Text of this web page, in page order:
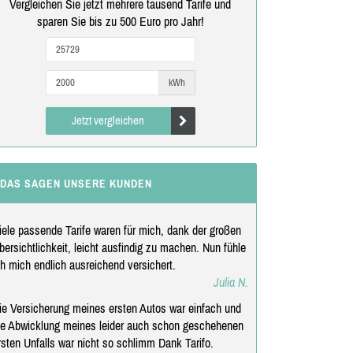
Vergleichen Sie jetzt mehrere tausend Tarife und
sparen Sie bis zu 500 Euro pro Jahr!
kWh
Jetzt vergleichen
DAS SAGEN UNSERE KUNDEN
passende Tarife waren für mich, dank der großen
leicht ausfindig zu machen. Nun fühle
mich endlich ausreichend versichert.
Julia N.
Versicherung meines ersten Autos war einfach und
Abwicklung meines leider auch schon geschehenen
Unfalls war nicht so schlimm Dank Tarifo.